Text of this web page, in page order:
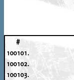
#
100101.
100102.
100103.